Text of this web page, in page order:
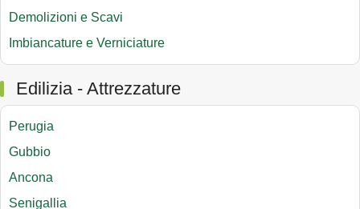
Demolizioni e Scavi
Imbiancature e Verniciature
Edilizia - Attrezzature
Perugia
Gubbio
Ancona
Senigallia